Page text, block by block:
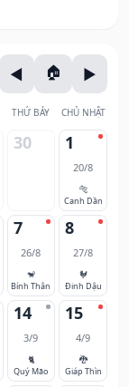
THỨ BẢY CHỦ NHẬT
30 1
20/8
🐅
Canh Dần
7
26/8
🐒
Bính Thân
8
27/8
🐓
Đinh Dậu
14
3/9
🐈
Quý Mão
15
4/9
🐉
Giáp Thìn